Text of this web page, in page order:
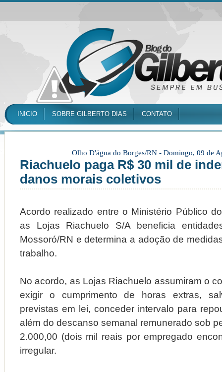
INICIO SOBRE GILBERTO DIAS CONTATO
Olho D'água do Borges/RN - Domingo, 09 de
Riachuelo paga R$ 30 mil de
danos morais coletivos
Acordo realizado entre o Ministério Público
as Lojas Riachuelo S/A beneficia
Mossoró/RN e determina a adoção de
trabalho.
No acordo, as Lojas Riachuelo assumiram o
exigir o cumprimento de horas extras,
previstas em lei, conceder intervalo para
além do descanso semanal remunerado sob
2.000,00 (dois mil reais por empregado
irregular.